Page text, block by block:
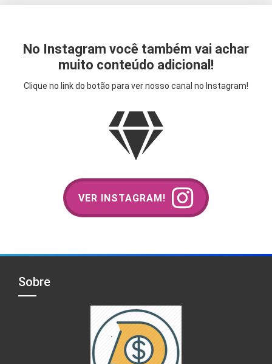
No Instagram você também vai achar
muito conteúdo adicional!
Clique no link do botão para ver nosso canal no Instagram!
VER INSTAGRAM!
Sobre